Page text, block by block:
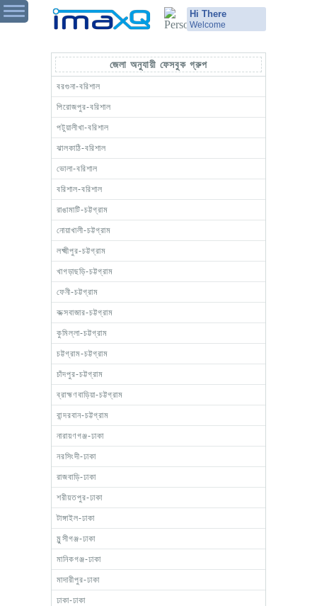
Hi There
Welcome
জেলা অনুযায়ী ফেসবুক গ্রুপ
বরগুনা-বরিশাল
পিরোজপুর-বরিশাল
পটুয়ালীখা-বরিশাল
ঝালকাঠি-বরিশাল
ভোলা-বরিশাল
বরিশাল-বরিশাল
রাঙামাটি-চট্টগ্রাম
নোয়াখালী-চট্টগ্রাম
লক্ষ্মীপুর-চট্টগ্রাম
খাগড়াছড়ি-চট্টগ্রাম
ফেনী-চট্টগ্রাম
কক্সবাজার-চট্টগ্রাম
কুমিল্লা-চট্টগ্রাম
চট্টগ্রাম-চট্টগ্রাম
চাঁদপুর-চট্টগ্রাম
ব্রাহ্মণবাড়িয়া-চট্টগ্রাম
বান্দরবান-চট্টগ্রাম
নারায়ণগঞ্জ-ঢাকা
নরসিংদী-ঢাকা
রাজবাড়ি-ঢাকা
শরীয়তপুর-ঢাকা
টাঙ্গাইল-ঢাকা
মুন্সীগঞ্জ-ঢাকা
মানিকগঞ্জ-ঢাকা
মাদারীপুর-ঢাকা
ঢাকা-ঢাকা